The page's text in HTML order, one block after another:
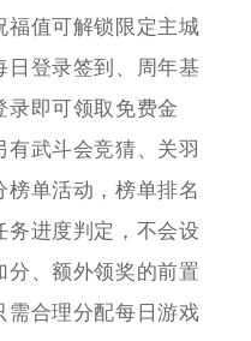
福值可解锁限定主城
日登录签到、周年基
录即可领取免费金
武斗会竞猜、关羽
榜单活动，榜单排名
务进度判定，不会设
分、额外领奖的前置
需合理分配每日游戏